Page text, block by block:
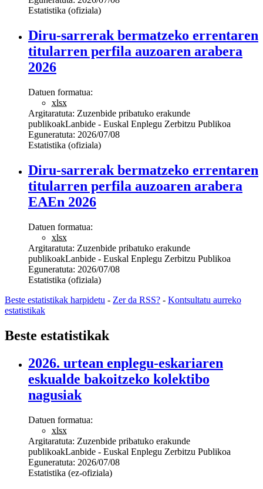
Estatistika (ofiziala)
Diru-sarrerak bermatzeko errentaren
titularren perfila auzoaren arabera
2026
Datuen formatua:
xlsx
Argitaratuta: Zuzenbide pribatuko erakunde
publikoakLanbide - Euskal Enplegu Zerbitzu Publikoa
Eguneratuta: 2026/07/08
Estatistika (ofiziala)
Diru-sarrerak bermatzeko errentaren
titularren perfila auzoaren arabera
EAEn 2026
Datuen formatua:
xlsx
Argitaratuta: Zuzenbide pribatuko erakunde
publikoakLanbide - Euskal Enplegu Zerbitzu Publikoa
Eguneratuta: 2026/07/08
Estatistika (ofiziala)
Beste estatistikak harpidetu - Zer da RSS? - Kontsultatu aurreko
estatistikak
Beste estatistikak
2026. urtean enplegu-eskariaren
eskualde bakoitzeko kolektibo
nagusiak
Datuen formatua:
xlsx
Argitaratuta: Zuzenbide pribatuko erakunde
publikoakLanbide - Euskal Enplegu Zerbitzu Publikoa
Eguneratuta: 2026/07/08
Estatistika (ez-ofiziala)